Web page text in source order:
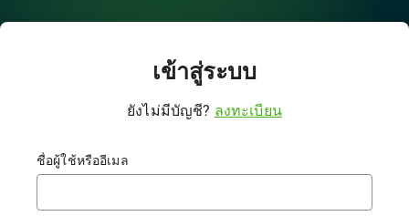
เข้าสู่ระบบ
ยังไม่มีบัญชี? ลงทะเบียน
ชื่อผู้ใช้หรืออีเมล